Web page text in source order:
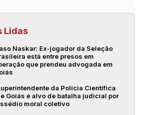
Lidas
Naskar: Ex-jogador da Seleção
está entre presos em
que prendeu advogada em
da Polícia Científica
Goiás é alvo de batalha judicial por
moral coletivo